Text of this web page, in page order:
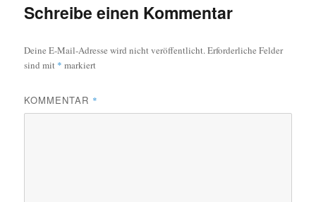
Schreibe einen Kommentar
Deine E-Mail-Adresse wird nicht veröffentlicht.Erforderliche Felder
sind mit * markiert
KOMMENTAR *